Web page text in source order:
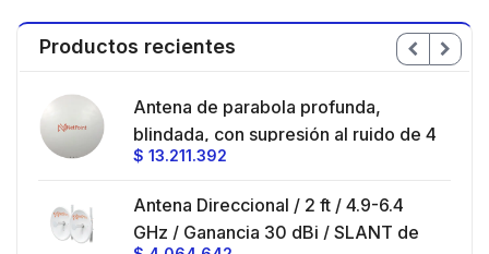
Productos recientes
Antena de parabola profunda,
blindada, con supresión al ruido de 4
ft, 5.9-7.2 GHz, Ganancia 36 dBi con
hasta 80 km, Conectores N-hembra,
montaje con alineación milimétrica.
$ 13.211.392
Antena Direccional / 2 ft / 4.9-6.4
GHz / Ganancia 30 dBi / SLANT de